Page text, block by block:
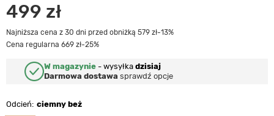
499 zł
Najniższa cena z 30 dni przed obniżką 579 zł-13%
Cena regularna 669 zł-25%
W magazynie - wysyłka dzisiaj
Darmowa dostawa sprawdź opcje
Odcień ciemny beż